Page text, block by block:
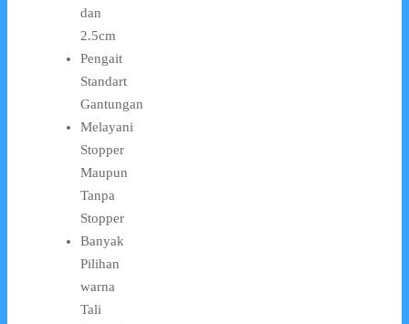
dan
2.5cm
Pengait
Standart
Gantungan
Melayani
Stopper
Maupun
Tanpa
Stopper
Banyak
Pilihan
warna
Tali